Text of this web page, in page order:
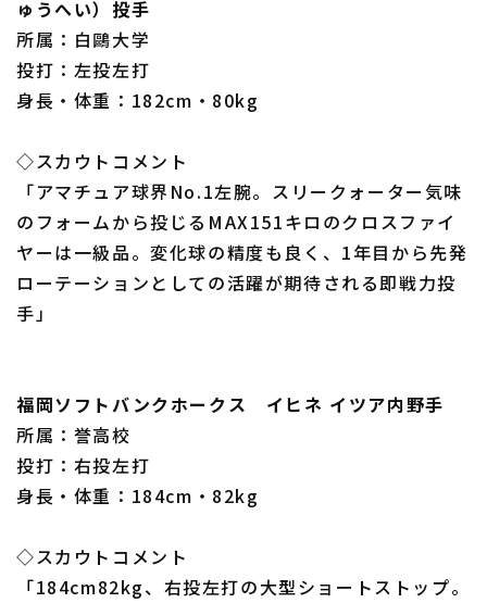
ゅうへい）投手
所属：白鷗大学
投打：左投左打
身長・体重：182cm・80kg
◇スカウトコメント
「アマチュア球界No.1左腕。スリークォーター気味
のフォームから投じるMAX151キロのクロスファイ
ヤーは一級品。変化球の精度も良く、1年目から先発
ローテーションとしての活躍が期待される即戦力投
手」
福岡ソフトバンクホークス イヒネ イツア内野手
所属：誉高校
投打：右投左打
身長・体重：184cm・82kg
◇スカウトコメント
「184cm82kg、右投左打の大型ショートストップ。